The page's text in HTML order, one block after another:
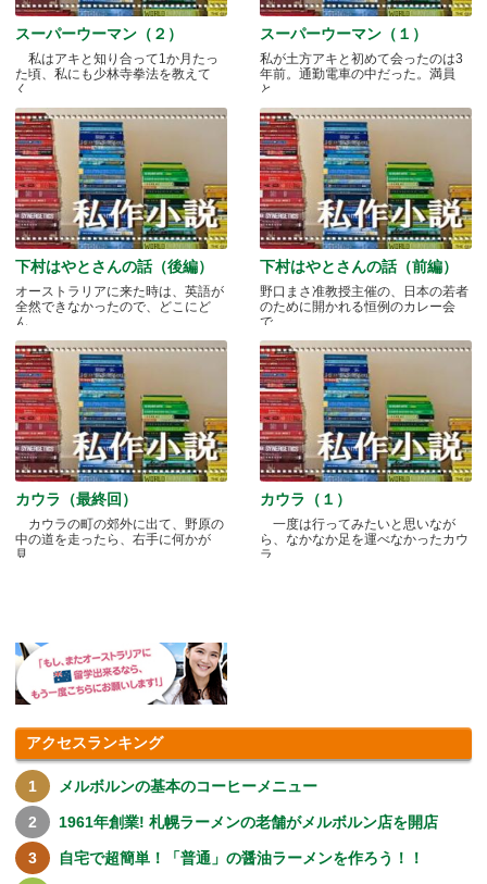
スーパーウーマン（２）
私はアキと知り合って1か月たっ
た頃、私にも少林寺拳法を教えて
く.....
スーパーウーマン（１）
私が土方アキと初めて会ったのは3
年前。通勤電車の中だった。満員
と.....
下村はやとさんの話（後編）
オーストラリアに来た時は、英語が
全然できなかったので、どこにど
ん.....
下村はやとさんの話（前編）
野口まさ准教授主催の、日本の若者
のために開かれる恒例のカレー会
で.....
カウラ（最終回）
カウラの町の郊外に出て、野原の
中の道を走ったら、右手に何かが
見.....
カウラ（１）
一度は行ってみたいと思いなが
ら、なかなか足を運べなかったカウ
ラ.....
アクセスランキング
メルボルンの基本のコーヒーメニュー
1961年創業! 札幌ラーメンの老舗がメルボルン店を開店
自宅で超簡単！「普通」の醤油ラーメンを作ろう！！